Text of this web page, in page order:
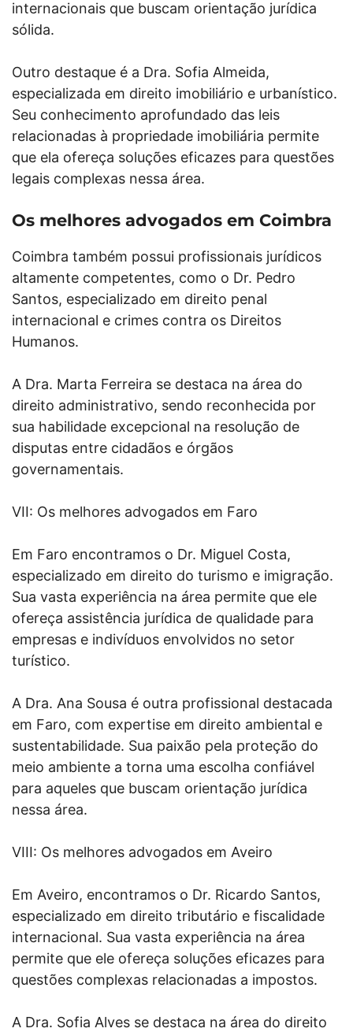
internacionais que buscam orientação jurídica
sólida.
Outro destaque é a Dra. Sofia Almeida,
especializada em direito imobiliário e urbanístico.
Seu conhecimento aprofundado das leis
relacionadas à propriedade imobiliária permite
que ela ofereça soluções eficazes para questões
legais complexas nessa área.
Os melhores advogados em Coimbra
Coimbra também possui profissionais jurídicos
altamente competentes, como o Dr. Pedro
Santos, especializado em direito penal
internacional e crimes contra os Direitos
Humanos.
A Dra. Marta Ferreira se destaca na área do
direito administrativo, sendo reconhecida por
sua habilidade excepcional na resolução de
disputas entre cidadãos e órgãos
governamentais.
VII: Os melhores advogados em Faro
Em Faro encontramos o Dr. Miguel Costa,
especializado em direito do turismo e imigração.
Sua vasta experiência na área permite que ele
ofereça assistência jurídica de qualidade para
empresas e indivíduos envolvidos no setor
turístico.
A Dra. Ana Sousa é outra profissional destacada
em Faro, com expertise em direito ambiental e
sustentabilidade. Sua paixão pela proteção do
meio ambiente a torna uma escolha confiável
para aqueles que buscam orientação jurídica
nessa área.
VIII: Os melhores advogados em Aveiro
Em Aveiro, encontramos o Dr. Ricardo Santos,
especializado em direito tributário e fiscalidade
internacional. Sua vasta experiência na área
permite que ele ofereça soluções eficazes para
questões complexas relacionadas a impostos.
A Dra. Sofia Alves se destaca na área do direito